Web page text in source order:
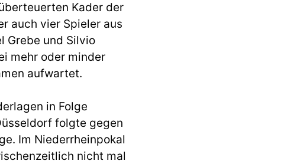
Kader der
auch vier Spieler aus
Grebe und Silvio
mehr oder minder
aufwartet.
in Folge
folgte gegen
Im Niederrheinpokal
nicht mal